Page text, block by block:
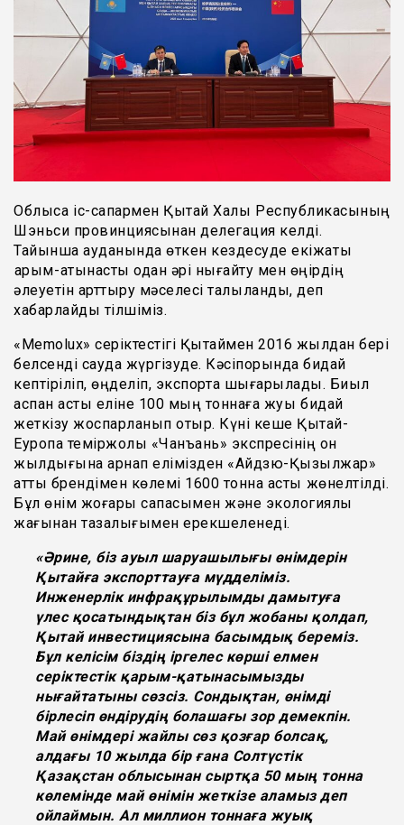
Облысқа іс-сапармен Қытай Халық Республикасының
Шэньси провинциясынан делегация келді.
Тайынша ауданында өткен кездесуде екіжақты
қарым-қатынасты одан әрі нығайту мен өңірдің
әлеуетін арттыру мәселесі талқыланды, деп
хабарлайды тілшіміз.
«Memolux» серіктестігі Қытаймен 2016 жылдан бері
белсенді сауда жүргізуде. Кәсіпорында бидай
кептіріліп, өңделіп, экспортқа шығарылады. Биыл
аспан асты еліне 100 мың тоннаға жуық бидай
жеткізу жоспарланып отыр. Күні кеше Қытай-
Еуропа теміржолы «Чанъань» экспресінің он
жылдығына арнап елімізден «Айдзю-Қызылжар»
атты брендімен көлемі 1600 тонна астық жөнелтілді.
Бұл өнім жоғары сапасымен және экологиялық
жағынан тазалығымен ерекшеленеді.
«Әрине, біз ауыл шаруашылығы өнімдерін
Қытайға экспорттауға мүдделіміз.
Инженерлік инфрақұрылымды дамытуға
үлес қосатындықтан біз бұл жобаны қолдап,
Қытай инвестициясына басымдық береміз.
Бұл келісім біздің іргелес көрші елмен
серіктестік қарым-қатынасымызды
нығайтатыны сөзсіз. Сондықтан, өнімді
бірлесіп өндірудің болашағы зор демекпін.
Май өнімдері жайлы сөз қозғар болсақ,
алдағы 10 жылда бір ғана Солтүстік
Қазақстан облысынан сыртқа 50 мың тонна
көлемінде май өнімін жеткізе аламыз деп
ойлаймын. Ал миллион тоннаға жуық